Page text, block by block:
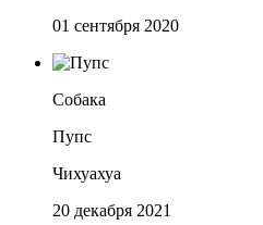
01 сентября 2020
Собака
Пупс
Чихуахуа
20 декабря 2021